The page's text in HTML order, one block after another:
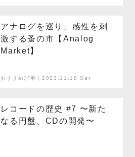
アナログを巡り、感性を刺
激する蚤の市【Analog
Market】
おすすめ記事｜2023.11.18 Sat
レコードの歴史 #7 〜新た
なる円盤、CDの開発〜